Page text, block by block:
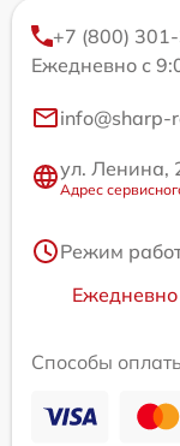
+7 (800)
Ежедневно с
info@sharp-
ул. Ленина,
Адрес
Режим
Способы